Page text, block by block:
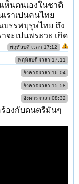
ห็นตนเองในชาติ
ราเปนคนไทย
รรพบุรุษไทย ถึง
จะเปนพระวะ เกิด
พฤหัสบดี เวลา 17:12
พฤหัสบดี เวลา 17:11
อังคาร เวลา 16:04
อังคาร เวลา 15:58
อังคาร เวลา 08:32
ร้องกับดนตรีมันๆ